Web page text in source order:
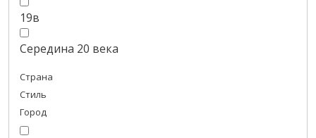
19в
Середина 20 века
Страна
Стиль
Город